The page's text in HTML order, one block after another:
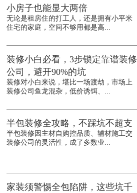
小房子也能显大两倍
无论是租房住的打工人，还是拥有小平米
住宅的家庭，空间不够用都是高...
装修小白必看，3步锁定靠谱装修
公司，避开90%的坑
装修对小白来说，堪比一场渡劫，市场上
装修公司鱼龙混杂，低价诱饵、...
半包装修全攻略，不踩坑不超支
半包装修因主材自购控品质、辅材施工交
装修公司的灵活性，成了多数业...
家装须警惕全包陷阱，这些坑千